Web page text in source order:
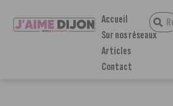
Accueil
Sur nos réseaux
Articles
Contact